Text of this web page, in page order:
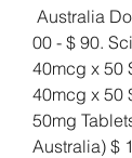
00 - $ 90.
40mcg x 50
40mcg x 50
50mg
Australia) $